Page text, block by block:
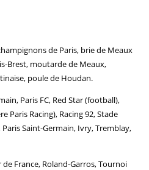
de Paris, brie de Meaux
Brest, moutarde de Meaux,
poule de Houdan.
Paris FC, Red Star (football),
Paris Racing), Racing 92, Stade
Saint-Germain, Ivry, Tremblay,
France, Roland-Garros, Tournoi